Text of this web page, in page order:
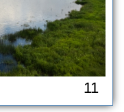
11